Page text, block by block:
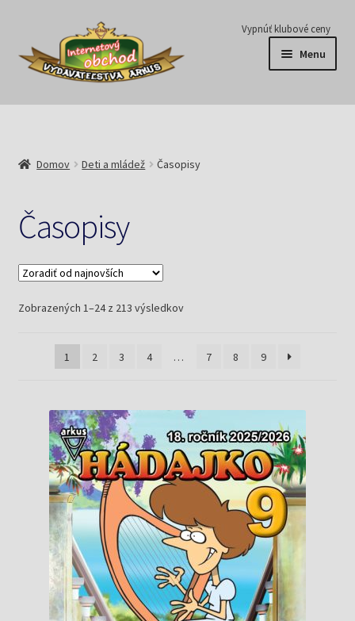
Preskočiť
navigáciu
Preskočiť
obsah
Vypnúť klubové ceny
Menu
Série
Predplatné
Pripravujeme
Pre školy
Knižný klub
Domov Deti a mládež Časopisy
Časopisy
Zobrazených 1–24 z 213 výsledkovZoradené
1
2 3 4 … 7 8 9